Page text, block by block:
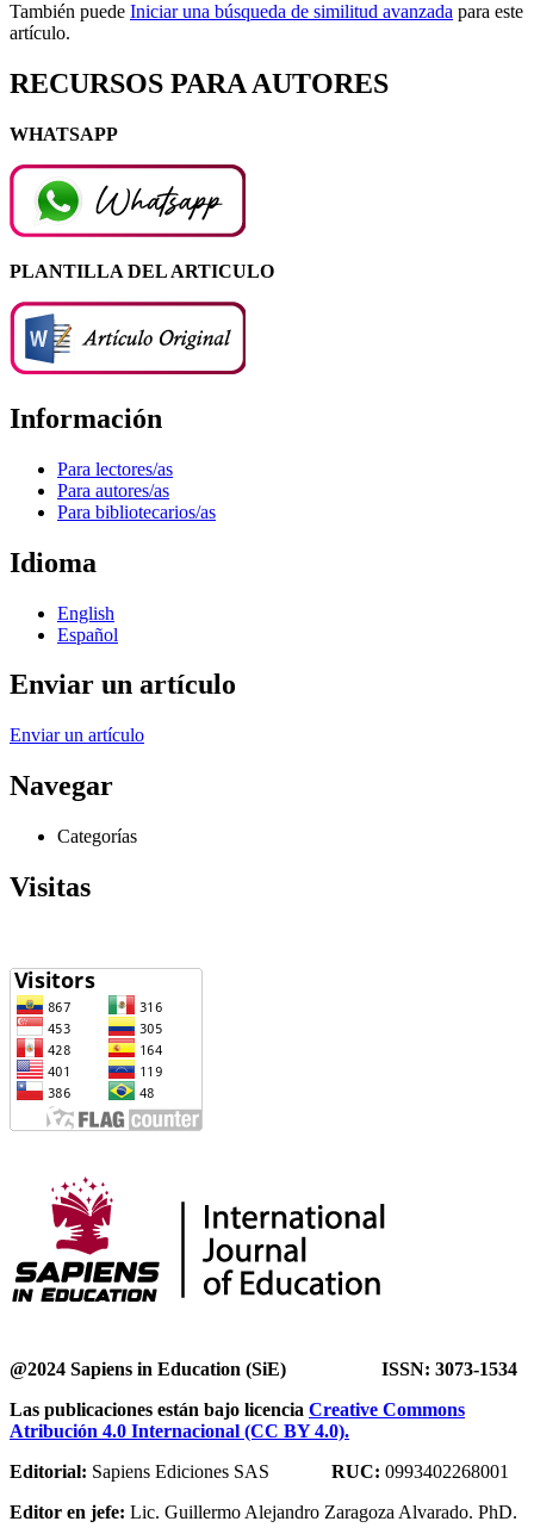
También puede Iniciar una búsqueda de similitud avanzada para este
artículo.
RECURSOS PARA AUTORES
WHATSAPP
PLANTILLA DEL ARTICULO
Información
Para lectores/as
Para autores/as
Para bibliotecarios/as
Idioma
English
Español
Enviar un artículo
Enviar un artículo
Navegar
Categorías
Visitas
@2024 Sapiens in Education (SiE) ISSN: 3073-1534
Las publicaciones están bajo licencia Creative Commons
Atribución 4.0 Internacional (CC BY 4.0).
Editorial: Sapiens Ediciones SAS RUC: 0993402268001
Editor en jefe: Lic. Guillermo Alejandro Zaragoza Alvarado. PhD.